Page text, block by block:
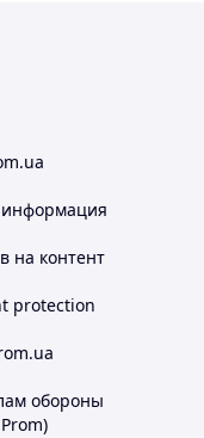
информация
на контент
protection
обороны